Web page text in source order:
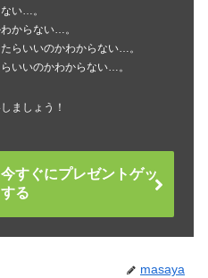
い…。
からない…。
らいいのかわからない…。
いいのかわからない…。
ましょう！
すぐにプレゼントゲッ
する
masaya